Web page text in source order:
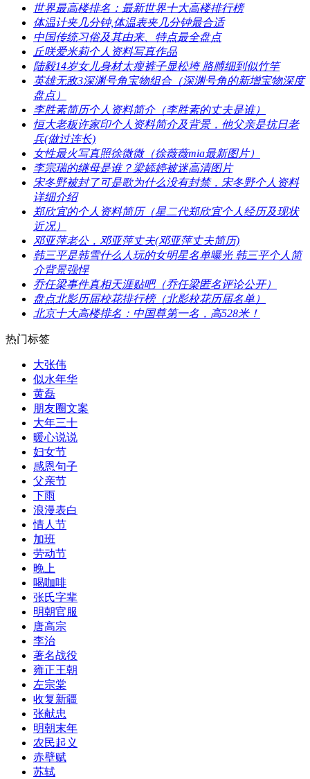
​世界最高楼排名：最新世界十大高楼排行榜
​体温计夹几分钟,体温表夹几分钟最合适
中国传统习俗及其由来、特点最全盘点
​丘咲爱米莉个人资料写真作品
​陆毅14岁女儿身材太瘦裤子显松垮 胳膊细到似竹竿
​英雄无敌3深渊号角宝物组合（深渊号角的新增宝物深度
盘点）
​李胜素简历个人资料简介（李胜素的丈夫是谁）
​恒大老板许家印个人资料简介及背景，他父亲是抗日老
兵(做过连长)
​女性最火写真照徐微微（徐薇薇mia最新图片）
​李宗瑞的继母是谁？梁婖婷被迷高清图片
​宋冬野被封了可是歌为什么没有封禁，宋冬野个人资料
详细介绍
​郑欣宜的个人资料简历（星二代郑欣宜个人经历及现状
近况）
​邓亚萍老公，邓亚萍丈夫(邓亚萍丈夫简历)
​韩三平是韩雪什么人玩的女明星名单曝光 韩三平个人简
介背景强悍
​乔任梁事件真相天涯贴吧（乔任梁匿名评论公开）
​盘点北影历届校花排行榜（北影校花历届名单）
​北京十大高楼排名：中国尊第一名，高528米！
热门标签
大张伟
似水年华
黄磊
朋友圈文案
​大年三十
暖心说说
​妇女节
感恩句子
父亲节
​下雨
浪漫表白
情人节
加班
劳动节
​晚上
喝咖啡
张氏字辈
明朝官服
唐高宗
李治
著名战役
雍正王朝
左宗棠
收复新疆
张献忠
明朝末年
农民起义
赤壁赋
苏轼